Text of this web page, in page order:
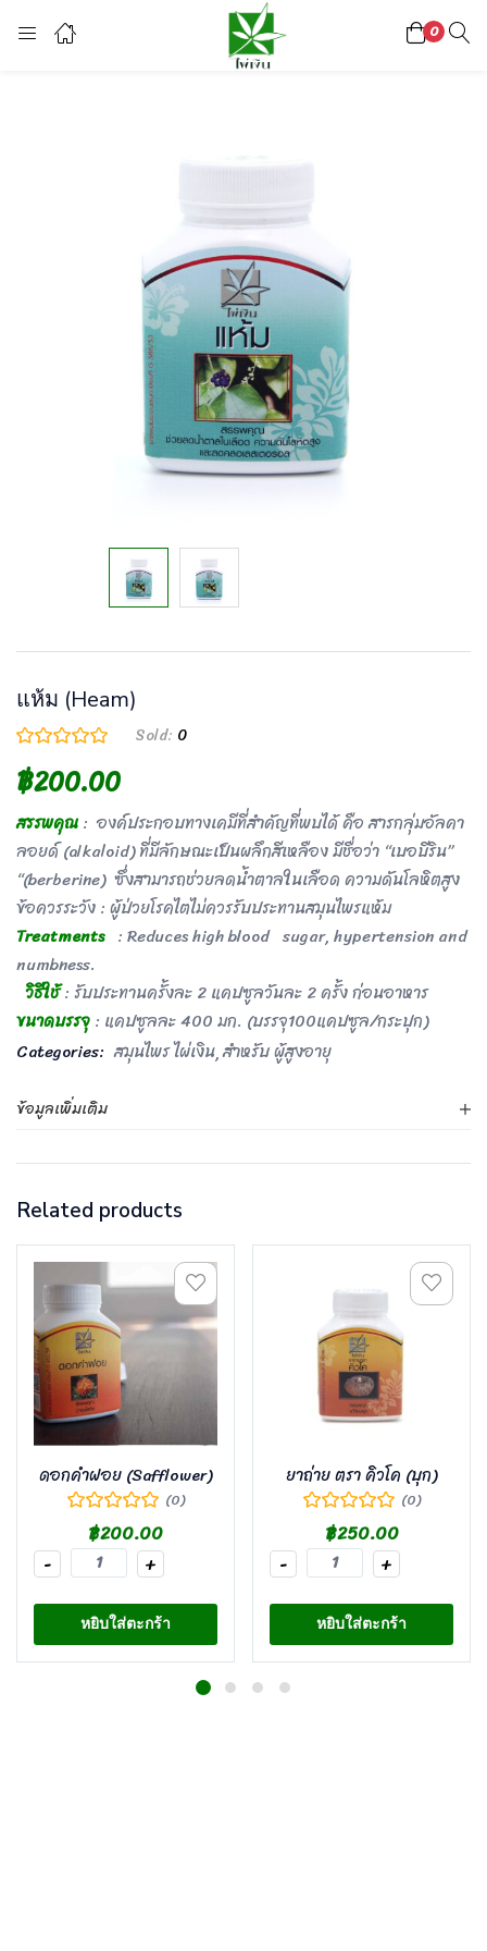
0
Register
Or login with
continue withfacebook
แห้ม (Heam)
Sold: 0
฿200.00
สรรพคุณ: องค์ประกอบทางเคมีที่สำคัญที่พบได้ คือ สารกลุ่มอัลคา
ลอยด์ (alkaloid) ที่มีลักษณะเป็นผลึกสีเหลือง มีชื่อว่า “เบอบีริน”
“(berberine) ซึ่งสามารถช่วยลดน้ำตาลในเลือด ความดันโลหิตสูง
ข้อควรระวัง : ผู้ป่วยโรคไตไม่ควรรับประทานสมุนไพรแห้ม
Treatments : Reduces high blood sugar, hypertension and
numbness.
วิธีใช้: รับประทานครั้งละ 2 แคปซูลวันละ 2 ครั้ง ก่อนอาหาร
ขนาดบรรจุ: แคปซูลละ 400 มก. (บรรจุ100แคปซูล/กระปุก)
Categories: สมุนไพร ไผ่เงิน สำหรับ ผู้สูงอายุ
ข้อมูลเพิ่มเติม
Related products
ดอกคำฝอย (Safflower)
(0)
฿200.00
-
+
หยิบใส่ตะกร้า
ยาถ่าย ตรา คิวโค (บุก)
(0)
฿250.00
-
+
หยิบใส่ตะกร้า